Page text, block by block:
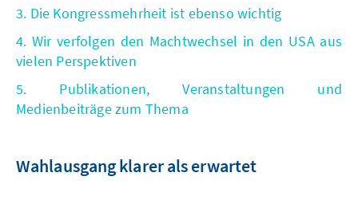
3. Die Kongressmehrheit ist ebenso wichtig
4. Wir verfolgen den Machtwechsel in den USA aus
vielen Perspektiven
5. Publikationen, Veranstaltungen und
Medienbeiträge zum Thema
Wahlausgang klarer als erwartet